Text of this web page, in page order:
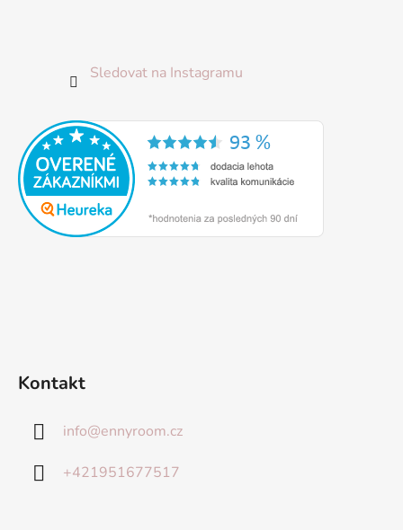
Sledovat na Instagramu
Kontakt
info@ennyroom.cz
+421951677517